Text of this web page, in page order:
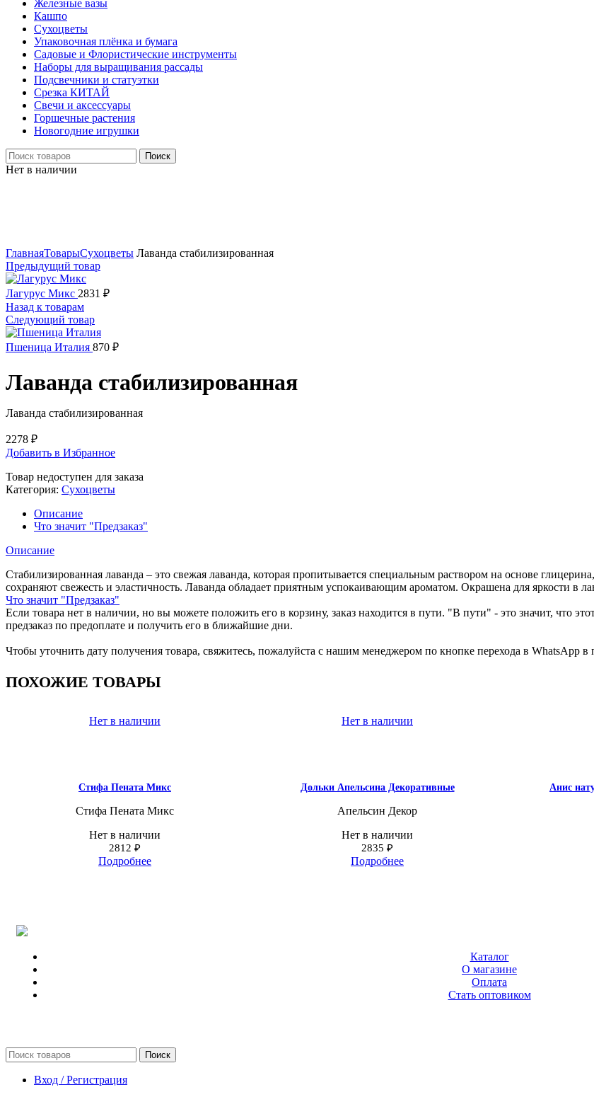
Железные вазы
Кашпо
Сухоцветы
Упаковочная плёнка и бумага
Садовые и Флористические инструменты
Наборы для выращивания рассады
Подсвечники и статуэтки
Срезка КИТАЙ
Свечи и аксессуары
Горшечные растения
Новогодние игрушки
Поиск
Нет в наличии
ГлавнаяТоварыСухоцветы Лаванда стабилизированная
Предыдущий товар
Лагурус Микс 2831 ₽
Назад к товарам
Следующий товар
Пшеница Италия 870 ₽
Лаванда стабилизированная
Лаванда стабилизированная
2278 ₽
Добавить в Избранное
Товар недоступен для заказа
Категория: Сухоцветы
Описание
Что значит "Предзаказ"
Описание
Стабилизированная лаванда – это свежая лаванда, которая пропитывается специальным раствором на основе
сохраняют свежесть и эластичность. Лаванда обладает приятным успокаивающим ароматом. Окрашена для яркости в
Что значит "Предзаказ"
Если товара нет в наличии, но вы можете положить его в корзину, заказ находится в пути. "В пути" - это значит, что
предзаказ по предоплате и получить его в ближайшие дни.
Чтобы уточнить дату получения товара, свяжитесь, пожалуйста с нашим менеджером по кнопке перехода в WhatsApp
ПОХОЖИЕ ТОВАРЫ
Нет в наличии
Стифа Пената Микс
Стифа Пената Микс
Нет в наличии
2812 ₽
Подробнее
Нет в наличии
Дольки Апельсина Декоративные
Апельсин Декор
Нет в наличии
2835 ₽
Подробнее
Анис
Каталог
О магазине
Оплата
Стать оптовиком
Поиск
Вход / Регистрация